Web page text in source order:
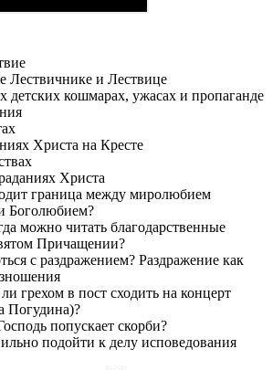
Лествичнике и Лествице
детских кошмарах, ужасах и пропаганде
Христа на Кресте
Христа
граница между миролюбием
Боголюбием?
можно читать благодарственные
Причащении?
с раздражением? Раздражение как
грехом в пост сходить на концерт
Погудина)?
попускает скорби?
подойти к делу исповедования